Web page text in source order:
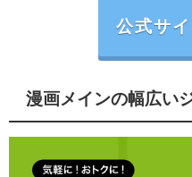
公式サ
漫画メインの幅広い